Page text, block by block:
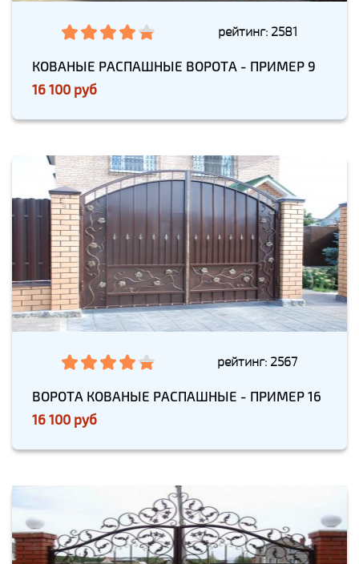
рейтинг: 2581
КОВАНЫЕ РАСПАШНЫЕ ВОРОТА - ПРИМЕР 9
16 100 руб
рейтинг: 2567
ВОРОТА КОВАНЫЕ РАСПАШНЫЕ - ПРИМЕР 16
16 100 руб